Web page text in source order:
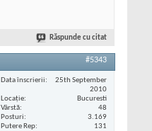
Răspunde cu citat
#5343
Data înscrierii
25th September
2010
Locaţie
Bucuresti
Vârstă
48
Posturi
3.169
Putere Rep
131